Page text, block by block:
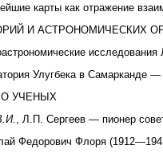
карты как отражение
И АСТРОНОМИЧЕСКИХ
Улугбека в Самарканде —
УЧЕНЫХ
, Л.П. Сергеев — пионер
Федорович Флоря